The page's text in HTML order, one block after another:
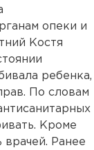
опеки и
Костя
ребенка,
По словам
Кроме
Ранее